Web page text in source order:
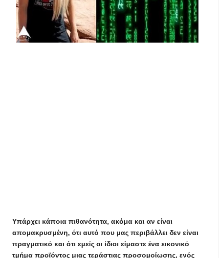
Υπάρχει κάποια πιθανότητα, ακόμα και αν είναι
απομακρυσμένη, ότι αυτό που μας περιβάλλει δεν είναι
πραγματικό και ότι εμείς οι ίδιοι είμαστε ένα εικονικό
τμήμα προϊόντος μιας τεράστιας προσομοίωσης, ενός